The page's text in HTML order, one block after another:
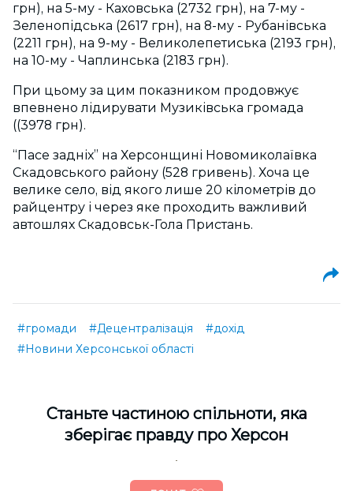
грн), на 5-му - Каховська (2732 грн), на 7-му -
Зеленопідська (2617 грн), на 8-му - Рубанівська
(2211 грн), на 9-му - Великолепетиська (2193 грн),
на 10-му - Чаплинська (2183 грн).
При цьому за цим показником продовжує
впевнено лідирувати Музиківська громада
((3978 грн).
“Пасе задніх” на Херсонщині Новомиколаївка
Скадовського району (528 гривень). Хоча це
велике село, від якого лише 20 кілометрів до
райцентру і через яке проходить важливий
автошлях Скадовськ-Гола Пристань.
#громади #Децентралізація
#дохід
#Новини Херсонської області
Cтаньте частиною спільноти, яка
зберігає правду про Херсон